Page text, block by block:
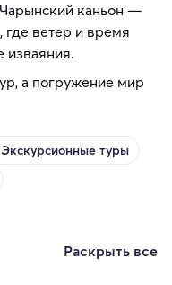
каньон —
ветер и время
изваяния.
а погружение мир
Экскурсионные туры
Раскрыть все